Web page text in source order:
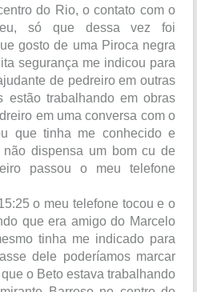
do Rio, o contato com o
só que dessa vez foi
gosto de uma Piroca negra
segurança me indicou para
de pedreiro em outras
estão trabalhando em obras
em uma conversa com o
que tinha me conhecido e
dispensa um bom cu de
passou o meu telefone
o meu telefone tocou e o
que era amigo do Marcelo
tinha me indicado para
dele poderíamos marcar
o Beto estava trabalhando